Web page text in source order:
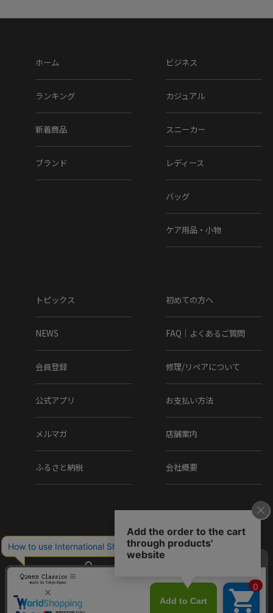
グリス/アズール
※クリックで商品が新ウィンドウで開きます。
足を包み込むような柔らかい履き心地。これがマグナーニの最大の特
徴です。 1954年、スペインのアルマンサで創業し、3世代に渡って丁寧
な靴作りを継承しているマグナーニ。 得意とする製法は、『ボロネー
ドが高く、ラスト、色入れ、エレガントなデザイン性など、細部に至
るまで職人の拘りが詰まっています。
Item Information
Made in Spain / スペイン製
▼品番
26087graz
ホーム
ランキング
新着商品
ブランド
ビジネス
カジュアル
スニーカー
レディース
バッグ
ケア用品・小物
トピックス
NEWS
会員登録
公式アプリ
メルマガ
ふるさと納税
初めての方へ
FAQ｜よくあるご質問
修理/リペアについて
お支払い方法
店舗案内
会社概要
Copyright (C) Q.R.C Co., Ltd. All Rights reserved.